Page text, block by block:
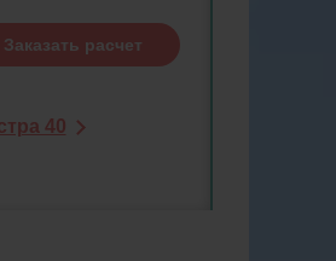
Заказать расчет
40